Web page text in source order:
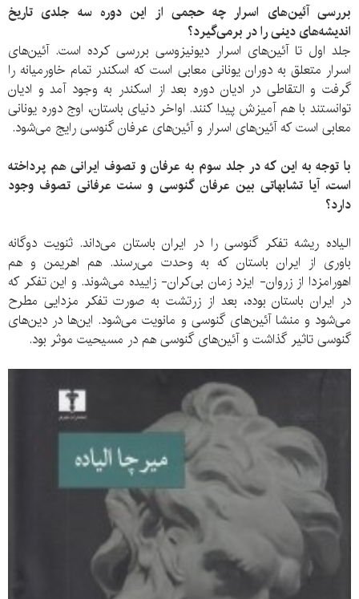
بررسی آئین‌های اسرار چه حجمی از این دوره سه جلدی تاریخ
اندیشه‌های دینی را در برمی‌گیرد؟
جلد اول تا آئین‌های اسرار دیونیزوسی بررسی کرده است. آئین‌های
اسرار متعلق به دوران یونانی معابی است که اسکندر تمام خاورمیانه را
گرفت و التقاطی در ادیان دوره بعد از اسکندر به وجود آمد و ادیان
توانستند با هم آمیزش پیدا کنند. اواخر دنیای باستان، اوج دوره یونانی
معابی است که آئین‌های اسرار و آئین‌های عرفان گنوسی رایج می‌شود.
با توجه به این که در جلد سوم به عرفان و تصوف ایرانی هم پرداخته
است، آیا تشابهاتی بین عرفان گنوسی و سنت عرفانی تصوف وجود
دارد؟
الیاده ریشه تفکر گنوسی را در ایران باستان می‌داند. ثنویت دوگانه
باوری از ایران باستان که به وحدت می‌رسند. هم اهریمن و هم
اهورامزدا از زروان- ایزد زمان بی‌کران- زاییده می‌شوند. و این تفکر که
در ایران باستان بوده، بعد از زرتشت به صورت تفکر مزدایی مطرح
می‌شود و منشا آئین‌های گنوسی و مانویت می‌شود. این‌ها در دین‌های
گنوسی تاثیر گذاشت و آئین‌های گنوسی هم در مسیحیت موثر بود.